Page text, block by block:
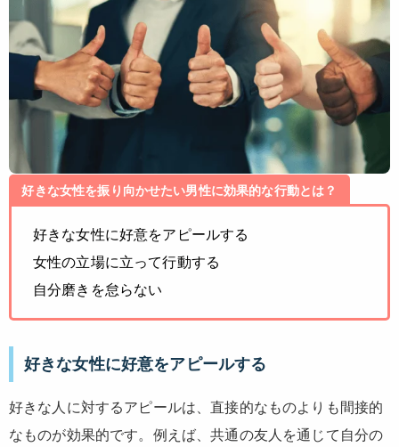
好きな女性を振り向かせたい男性に効果的な行動とは？
好きな女性に好意をアピールする
女性の立場に立って行動する
自分磨きを怠らない
好きな女性に好意をアピールする
好きな人に対するアピールは、直接的なものよりも間接的
なものが効果的です。例えば、共通の友人を通じて自分の